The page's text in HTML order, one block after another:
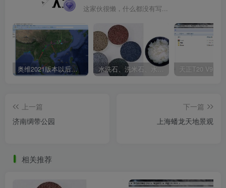
这家伙很懒，什么都没有写...
奥维2021版本以后不能用谷歌地图？最新解决办法苹果安卓电脑 水洗石、洗米石、水刷石、水磨石、胶粘石傻傻分不清楚
上一篇
济南绸带公园
下一篇
上海蟠龙天地景观
相关推荐